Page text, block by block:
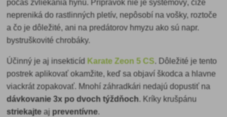
počas zvliekania hynú. Prípravok nie je systémový, čiže
nepreniká do rastlinných pletív, nepôsobí na vošky, roztoče
a čo je dôležité, ani na predátorov hmyzu ako sú napr.
bystruškovité chrobáky.
Účinný je aj insekticíd Karate Zeon 5 CS. Dôležité je tento
postrek aplikovať okamžite, keď sa objaví škodca a hlavne
viackrát zopakovať. Mnohí záhradkári nedajú dopustiť na
dávkovanie 3x po dvoch týždňoch. Kríky krušpánu
striekajteajpreventívne.